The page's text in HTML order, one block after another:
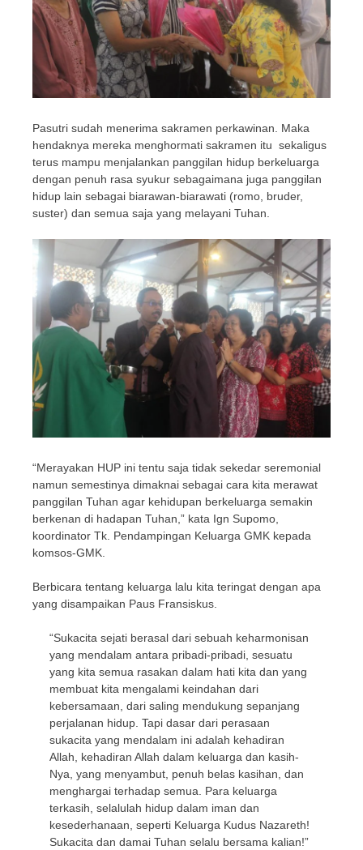
Pasutri sudah menerima sakramen perkawinan. Maka
hendaknya mereka menghormati sakramen itu sekaligus
terus mampu menjalankan panggilan hidup berkeluarga
dengan penuh rasa syukur sebagaimana juga panggilan
hidup lain sebagai biarawan-biarawati (romo, bruder,
suster) dan semua saja yang melayani Tuhan.
“Merayakan HUP ini tentu saja tidak sekedar seremonial
namun semestinya dimaknai sebagai cara kita merawat
panggilan Tuhan agar kehidupan berkeluarga semakin
berkenan di hadapan Tuhan,” kata Ign Supomo,
koordinator Tk. Pendampingan Keluarga GMK kepada
komsos-GMK.
Berbicara tentang keluarga lalu kita teringat dengan apa
yang disampaikan Paus Fransiskus.
“Sukacita sejati berasal dari sebuah keharmonisan
yang mendalam antara pribadi-pribadi, sesuatu
yang kita semua rasakan dalam hati kita dan yang
membuat kita mengalami keindahan dari
kebersamaan, dari saling mendukung sepanjang
perjalanan hidup. Tapi dasar dari perasaan
sukacita yang mendalam ini adalah kehadiran
Allah, kehadiran Allah dalam keluarga dan kasih-
Nya, yang menyambut, penuh belas kasihan, dan
menghargai terhadap semua. Para keluarga
terkasih, selalulah hidup dalam iman dan
kesederhanaan, seperti Keluarga Kudus Nazareth!
Sukacita dan damai Tuhan selalu bersama kalian!”